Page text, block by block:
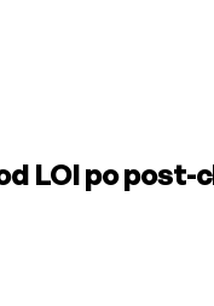
LOI po post-